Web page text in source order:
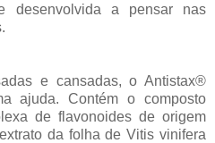
desenvolvida a pensar nas
e cansadas, o Antistax®
ajuda. Contém o composto
de flavonoides de origem
da folha de Vitis vinifera